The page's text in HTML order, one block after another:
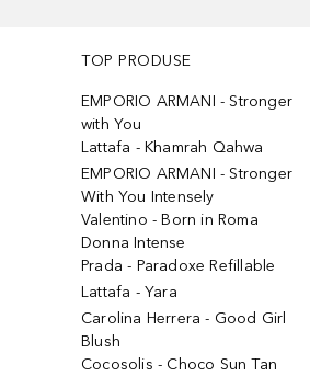
TOP PRODUSE
EMPORIO ARMANI - Stronger
with You
Lattafa - Khamrah Qahwa
EMPORIO ARMANI - Stronger
With You Intensely
Valentino - Born in Roma
Donna Intense
Prada - Paradoxe Refillable
Lattafa - Yara
Carolina Herrera - Good Girl
Blush
Cocosolis - Choco Sun Tan